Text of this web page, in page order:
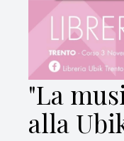
"La
alla